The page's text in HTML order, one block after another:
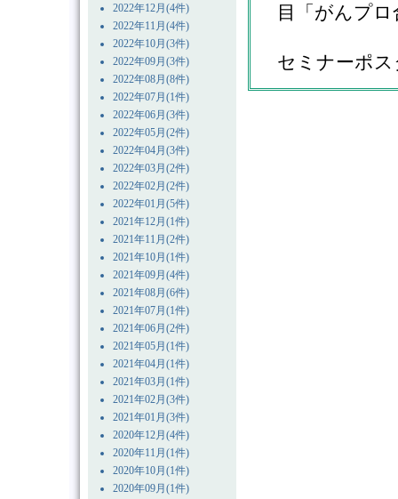
2022年12月(4件)
2022年11月(4件)
2022年10月(3件)
2022年09月(3件)
2022年08月(8件)
2022年07月(1件)
2022年06月(3件)
2022年05月(2件)
2022年04月(3件)
2022年03月(2件)
2022年02月(2件)
2022年01月(5件)
2021年12月(1件)
2021年11月(2件)
2021年10月(1件)
2021年09月(4件)
2021年08月(6件)
2021年07月(1件)
2021年06月(2件)
2021年05月(1件)
2021年04月(1件)
2021年03月(1件)
2021年02月(3件)
2021年01月(3件)
2020年12月(4件)
2020年11月(1件)
2020年10月(1件)
2020年09月(1件)
目「がんプ
セミナーポ